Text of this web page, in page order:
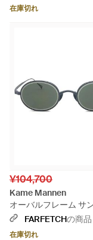
在庫切れ
¥104,700
Kame Mannen
オーバルフレーム サ
グリーンFARFETCHの商品
在庫切れ